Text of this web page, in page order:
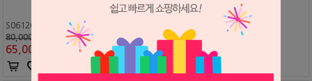
S0612057
80,000원
65,000
90,000원
80,000원
S0612054
8,500원
7,500